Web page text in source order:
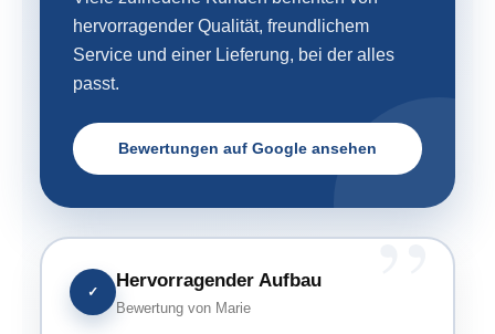
hervorragender Qualität, freundlichem
Service und einer Lieferung, bei der alles
passt.
Bewertungen auf Google ansehen
✓
Hervorragender Aufbau
Bewertung von Marie